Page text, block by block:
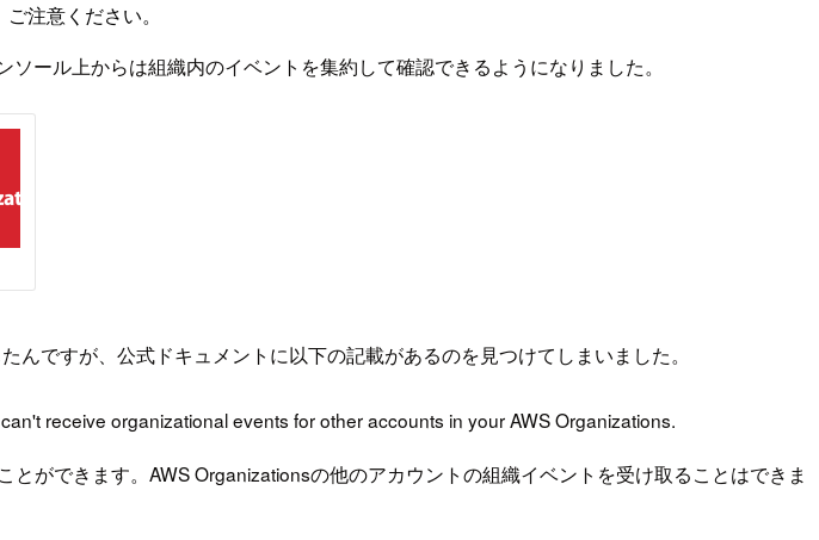
注意ください。
ール上からは組織内のイベントを集約して確認できるようになりました。
ですが、公式ドキュメントに以下の記載があるのを見つけてしまいました。
receive organizational events for other accounts in your AWS Organizations.
ができます。AWS Organizationsの他のアカウントの組織イベントを受け取ることはできま